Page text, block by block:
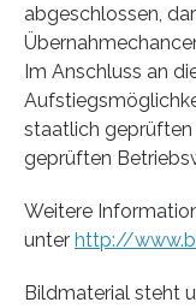
abgeschlossen,
Im Anschluss an
staatlich
geprüften
Weitere
unter http://
Bildmaterial steht